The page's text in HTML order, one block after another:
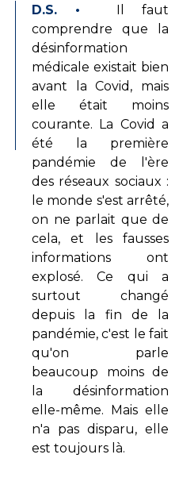
D.S. •
Il faut
comprendre que la
désinformation
médicale existait bien
avant la Covid, mais
elle était moins
courante. La Covid a
été la première
pandémie de l'ère
des réseaux sociaux :
le monde s'est arrêté,
on ne parlait que de
cela, et les fausses
informations ont
explosé. Ce qui a
surtout changé
depuis la fin de la
pandémie, c'est le fait
qu'on parle
beaucoup moins de
la désinformation
elle-même. Mais elle
n'a pas disparu, elle
est toujours là.